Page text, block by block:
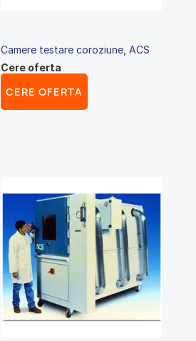
Camere testare coroziune, ACS
Cere oferta
CERE OFERTA